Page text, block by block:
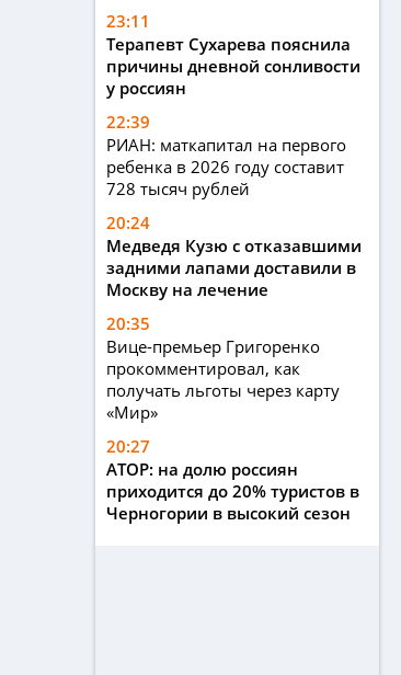
23:11
Терапевт Сухарева пояснила
причины дневной сонливости
у россиян
22:39
РИАН: маткапитал на первого
ребенка в 2026 году составит
728 тысяч рублей
20:24
Медведя Кузю с отказавшими
задними лапами доставили в
Москву на лечение
20:35
Вице-премьер Григоренко
прокомментировал, как
получать льготы через карту
«Мир»
20:27
АТОР: на долю россиян
приходится до 20% туристов в
Черногории в высокий сезон